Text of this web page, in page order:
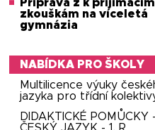
Příprava z k přijímacím
zkouškám na víceletá
gymnázia
NABÍDKA PRO ŠKOLY
Multilicence výuky
jazyka pro třídní
DIDAKTICKÉ POMŮCKY -